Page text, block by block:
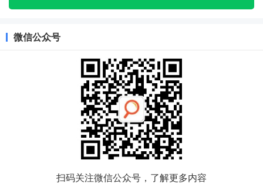
微信公众号
扫码关注微信公众号，了解更多内容